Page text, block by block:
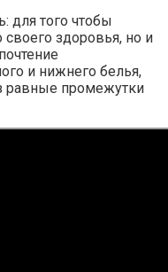
для того чтобы
своего здоровья, но и
и нижнего белья,
равные промежутки